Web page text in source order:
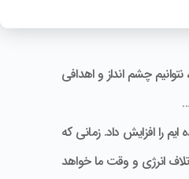
چشم انداز و اهدافی
را افزایش داد. زمانی که
انرژی و وقت ما خواهد